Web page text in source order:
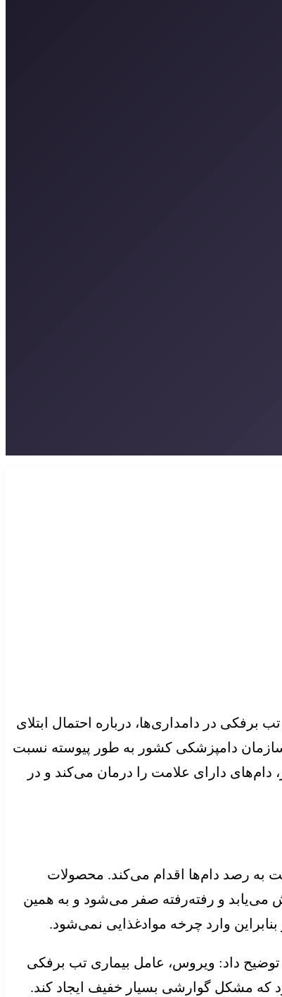
در دامداری‌ها، درباره احتمال ابتلای
سازمان دامپزشکی کشور به طور پیوسته نسبت
دارای علامت را درمان می‌کند و در
به رصد دام‌ها اقدام می‌کند. محصولات
می‌یابد و رفته‌رفته صفر می‌شود و به همین
وارد چرخه موادغذایی نمی‌شود.
توضیح داد: ویروس، عامل بیماری تب برفکی
که مشکل گوارشی بسیار خفیف ایجاد کند.